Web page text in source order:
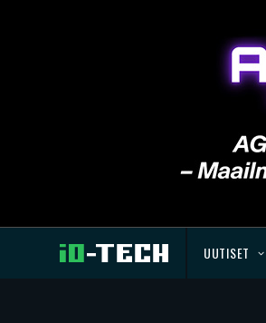
UUTISET